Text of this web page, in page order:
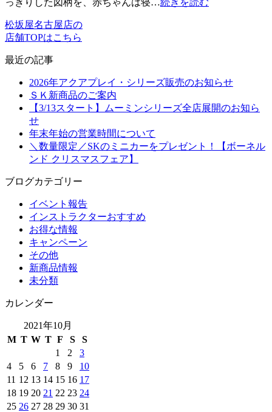
っきりした図柄を、赤ちゃんは寝…続きを読む
松坂屋名古屋店の
店舗TOPはこちら
最近の記事
2026年アクアプレイ・シリーズ販売のお知らせ
ＳＫ新商品のご案内
【3/13スタート】ムーミンシリーズ全店展開のお知ら
せ
年末年始の営業時間について
＼数量限定／SKのミニカーをプレゼント！【ボーネル
ンド クリスマスフェア】
ブログカテゴリー
イベント報告
インストラクターおすすめ
お得な情報
キャンペーン
その他
新商品情報
未分類
カレンダー
2021年10月
M T W T F S
S
1
2
3
4
5 6 7 8 9
10
11 12 13 14 15 16 17
18 19 20 21 22 23 24
25 26 27 28 29 30 31